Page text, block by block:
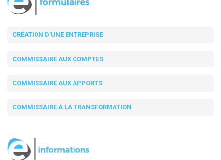
CRÉATION D'UNE ENTREPRISE
COMMISSAIRE AUX COMPTES
COMMISSAIRE AUX APPORTS
COMMISSAIRE À LA TRANSFORMATION